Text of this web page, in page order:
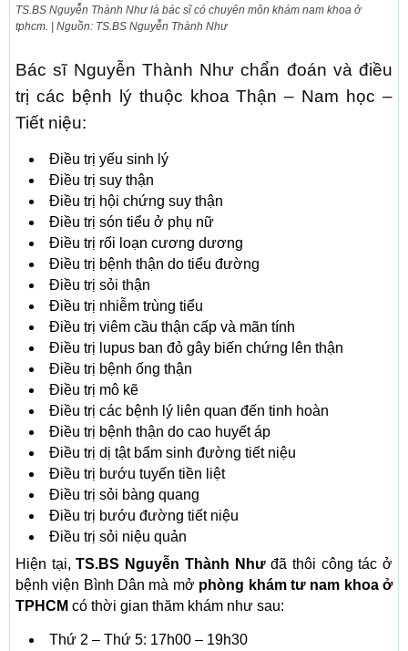
TS.BS Nguyễn Thành Như là bác sĩ có chuyên môn khám nam khoa ở
tphcm. | Nguồn: TS.BS Nguyễn Thành Như
Bác sĩ Nguyễn Thành Như chẩn đoán và điều
trị các bệnh lý thuộc khoa Thận – Nam học –
Tiết niệu:
Điều trị yếu sinh lý
Điều trị suy thận
Điều trị hội chứng suy thận
Điều trị són tiểu ở phụ nữ
Điều trị rối loạn cương dương
Điều trị bệnh thận do tiểu đường
Điều trị sỏi thận
Điều trị nhiễm trùng tiểu
Điều trị viêm cầu thận cấp và mãn tính
Điều trị lupus ban đỏ gây biến chứng lên thận
Điều trị bệnh ống thận
Điều trị mô kẽ
Điều trị các bệnh lý liên quan đến tinh hoàn
Điều trị bệnh thận do cao huyết áp
Điều trị dị tật bẩm sinh đường tiết niệu
Điều trị bướu tuyến tiền liệt
Điều trị sỏi bàng quang
Điều trị bướu đường tiết niệu
Điều trị sỏi niệu quản
Hiện tại,TS.BS Nguyễn Thành Nhưđã thôi công tác ở
bệnh viện Bình Dân mà mở phòng khám tư nam khoa ở
TPHCM có thời gian thăm khám như sau:
Thứ 2 – Thứ 5: 17h00 – 19h30